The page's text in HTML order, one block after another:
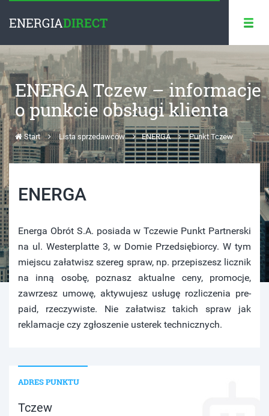
ENERGIADIRECT
ENERGA Tczew – informacje
o punkcie obsługi klienta
Start Lista sprzedawców ENERGA Punkt Tczew
ENERGA
Energa Obrót S.A. posiada w Tczewie Punkt Partnerski
na ul. Westerplatte 3, w Domie Przedsiębiorcy. W tym
miejscu załatwisz szereg spraw, np. przepiszesz licznik
na inną osobę, poznasz aktualne ceny, promocje,
zawrzesz umowę, aktywujesz usługę rozliczenia pre-
paid, rzeczywiste. Nie załatwisz takich spraw jak
reklamacje czy zgłoszenie usterek technicznych.
ADRES PUNKTU
Tczew